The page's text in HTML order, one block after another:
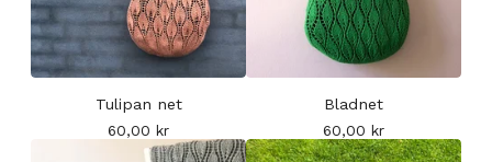
Tulipan net
60,00 kr
Bladnet
60,00 kr